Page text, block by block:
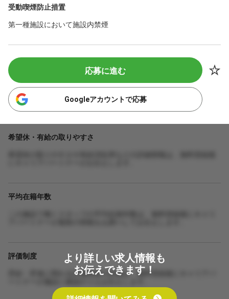
受動喫煙防止措置
第一種施設において施設内禁煙
応募に進む
Googleアカウントで応募
希望休・有給の取りやすさ
平均在籍年数
評価制度
昇給・昇進に関わる評価制度の詳細は、無料登録後にキャリアパ
より詳しい求人情報も
お伝えできます！